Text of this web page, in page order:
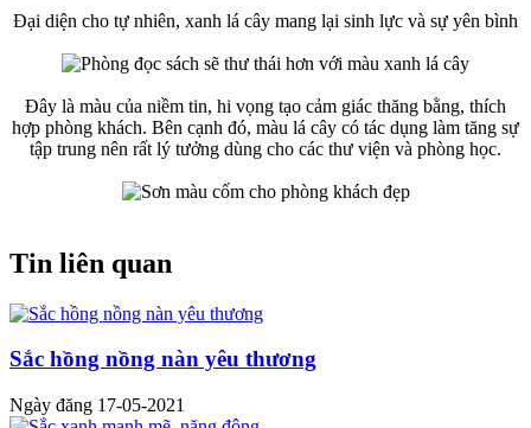
Đại diện cho tự nhiên, xanh lá cây mang lại sinh lực và sự yên bình
Đây là màu của niềm tin, hi vọng tạo cảm giác thăng bằng, thích
hợp phòng khách. Bên cạnh đó, màu lá cây có tác dụng làm tăng sự
tập trung nên rất lý tưởng dùng cho các thư viện và phòng học.
Tin liên quan
Sắc hồng nồng nàn yêu thương
Ngày đăng 17-05-2021